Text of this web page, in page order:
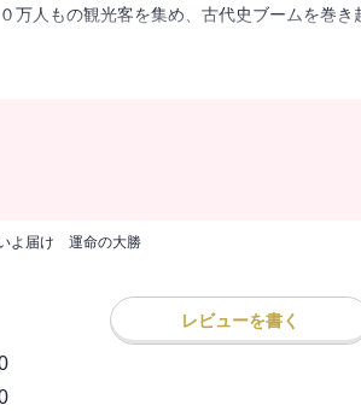
万人もの観光客を集め、古代史ブームを巻き
、土器片が見つかる町はずれの「吉野ヶ里
るはずがない」と誰にも相手にされず、失意の
る。それに先立つ発掘調査の指揮を執った
ごうと、５人の若手職員を率いて、発掘を続け
あることが明らかになる。しかし、工業団地
なった。忠昭はわずかな望みをかけ最後の発
いた。
年に渡る情熱の物語を描く。
よ届け 運命の大勝
レビューを書く